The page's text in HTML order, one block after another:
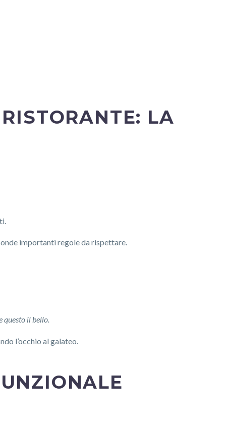
LA
importanti regole da rispettare.
questo il bello.
l’occhio al galateo.